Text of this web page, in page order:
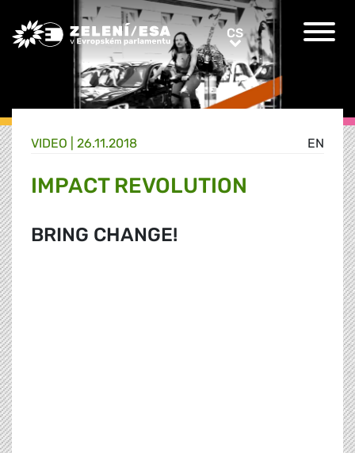
Greens/EFA Home CSCS
EN
VIDEO | 26.11.2018
IMPACT REVOLUTION
BRING CHANGE!